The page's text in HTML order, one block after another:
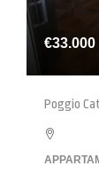
€33.000
Poggio